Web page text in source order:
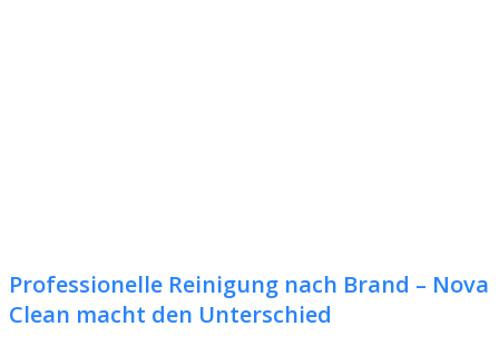
Professionelle Reinigung nach Brand – Nova
Clean macht den Unterschied